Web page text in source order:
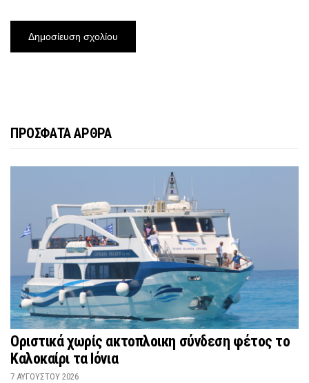
ΠΡΟΣΦΑΤΑ ΑΡΘΡΑ
Οριστικά χωρίς ακτοπλοικη σύνδεση φέτος το
Καλοκαίρι τα Ιόνια
7 ΑΥΓΟΎΣΤΟΥ 2026